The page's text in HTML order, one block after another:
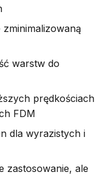
warstw do
prędkościach
FDM
dla wyrazistych i
zastosowanie, ale